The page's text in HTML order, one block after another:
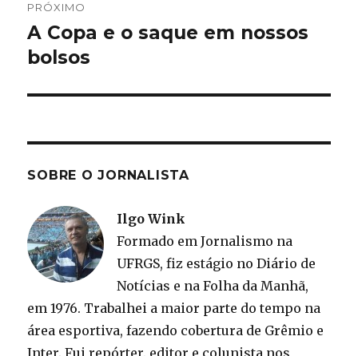
PRÓXIMO
Próximo
post:
A Copa e o saque em nossos
bolsos
SOBRE O JORNALISTA
Ilgo Wink
Formado em Jornalismo na
UFRGS, fiz estágio no Diário de
Notícias e na Folha da Manhã,
em 1976. Trabalhei a maior parte do tempo na
área esportiva, fazendo cobertura de Grêmio e
Inter. Fui repórter, editor e colunista nos